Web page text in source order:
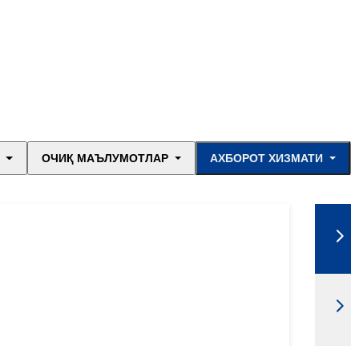
ОЧИҚ МАЪЛУМОТЛАР АХБОРОТ ХИЗМАТИ